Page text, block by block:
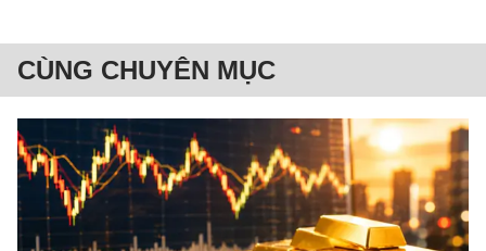
CÙNG CHUYÊN MỤC